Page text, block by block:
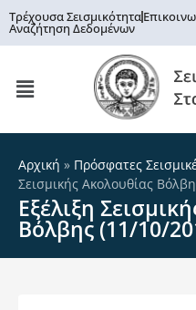
Τρέχουσα Σεισμικότητα
Αναζήτηση Δεδομένων
Αρχική » Πρόσφατες
Σεισμικής Ακολουθίας
Εξέλιξη
Βόλβης (11/10/